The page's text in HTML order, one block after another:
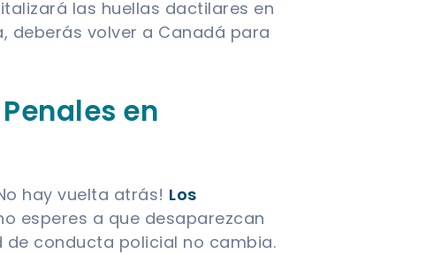
las huellas dactilares en
deberás volver a Canadá para
en
hay vuelta atrás! Los
esperes a que desaparezcan
conducta policial no cambia.